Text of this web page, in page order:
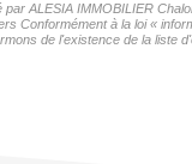
ALESIA IMMOBILIER
Conformément à la loi «
de l'existence de la